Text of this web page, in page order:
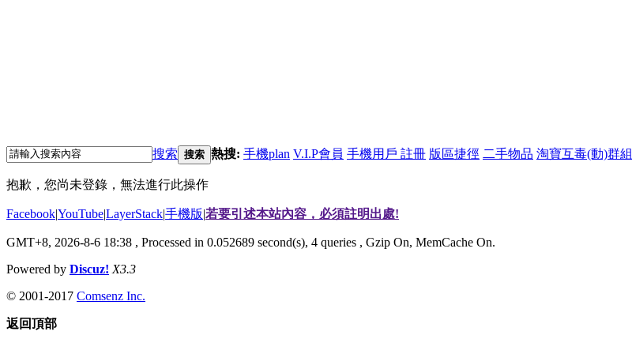
搜索 搜索 熱搜: 手機plan V.I.P會員 手機用戶 註冊 版區捷徑 二手物品 淘寶互毒(動)群組
抱歉，您尚未登錄，無法進行此操作
Facebook|YouTube|LayerStack|手機版|若要引述本站內容，必須註明出處!
GMT+8, 2026-8-6 18:38 , Processed in 0.052689 second(s), 4 queries , Gzip On, MemCache On.
Powered by Discuz! X3.3
© 2001-2017 Comsenz Inc.
返回頂部